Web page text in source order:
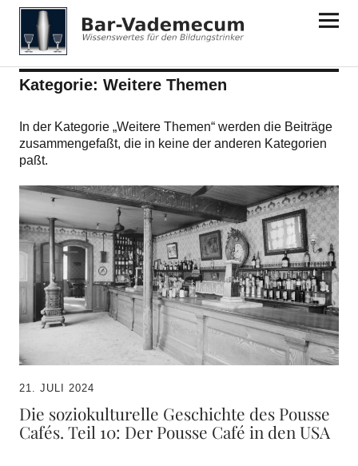
Bar-Vademecum
Kategorie: Weitere Themen
In der Kategorie „Weitere Themen“ werden die Beiträge
zusammengefaßt, die in keine der anderen Kategorien
paßt.
21. JULI 2024
Die soziokulturelle Geschichte des Pousse
Cafés. Teil 10: Der Pousse Café in den USA